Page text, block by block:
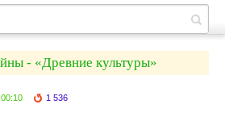
- «Древние культуры»
1 536